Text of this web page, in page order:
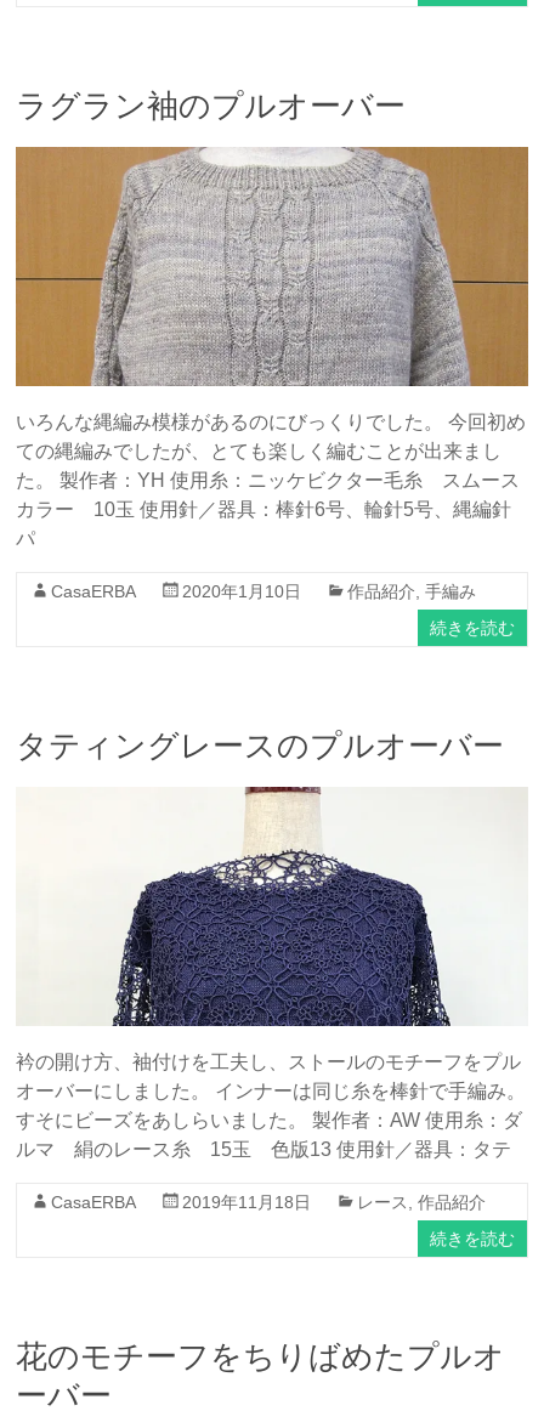
ラグラン袖のプルオーバー
いろんな縄編み模様があるのにびっくりでした。 今回初め
ての縄編みでしたが、とても楽しく編むことが出来まし
た。 製作者：YH 使用糸：ニッケビクター毛糸 スムース
カラー 10玉 使用針／器具：棒針6号、輪針5号、縄編針
パ
CasaERBA 2020年1月10日 作品紹介 ,手編み
続きを読む
タティングレースのプルオーバー
衿の開け方、袖付けを工夫し、ストールのモチーフをプル
オーバーにしました。 インナーは同じ糸を棒針で手編み。
すそにビーズをあしらいました。 製作者：AW 使用糸：ダ
ルマ 絹のレース糸 15玉 色版13 使用針／器具：タテ
CasaERBA 2019年11月18日 レース ,作品紹介
続きを読む
花のモチーフをちりばめたプルオ
ーバー